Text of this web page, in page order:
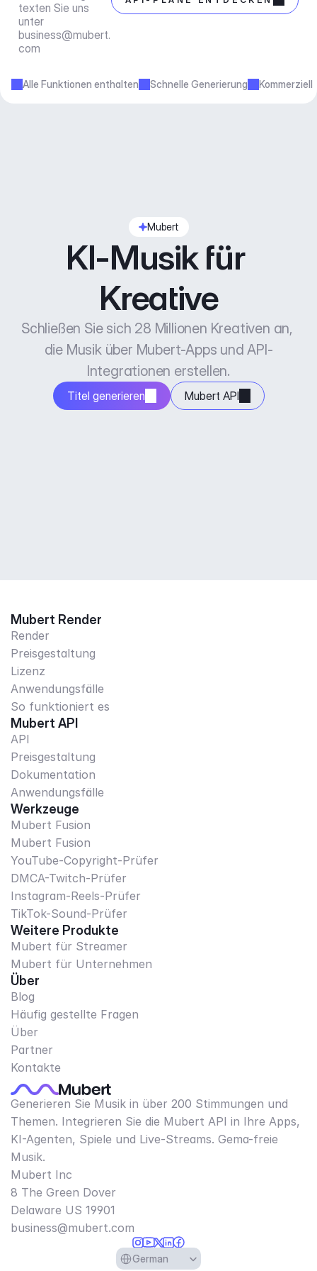
texten Sie uns
business@mubert.
com
Alle Funktionen enthalten Schnelle Generierung
Mubert
KI-Musik für
Kreative
Schließen Sie sich 28 Millionen Kreativen an,
die Musik über Mubert-Apps und API-
Integrationen erstellen.
Titel generieren Mubert API
Mubert Render
Render
Preisgestaltung
Lizenz
Anwendungsfälle
So funktioniert es
Mubert API
API
Preisgestaltung
Dokumentation
Anwendungsfälle
Werkzeuge
Mubert Fusion
Mubert Fusion
YouTube-Copyright-Prüfer
DMCA-Twitch-Prüfer
Instagram-Reels-Prüfer
TikTok-Sound-Prüfer
Weitere Produkte
Mubert für Streamer
Mubert für Unternehmen
Über
Blog
Häufig gestellte Fragen
Über
Partner
Kontakte
Generieren Sie Musik in über 200 Stimmungen und
Themen. Integrieren Sie die Mubert API in Ihre Apps,
KI-Agenten, Spiele und Live-Streams. Gema-freie
Musik.
Mubert Inc
8 The Green Dover
Delaware US 19901​
business@mubert.com
Select Language
German